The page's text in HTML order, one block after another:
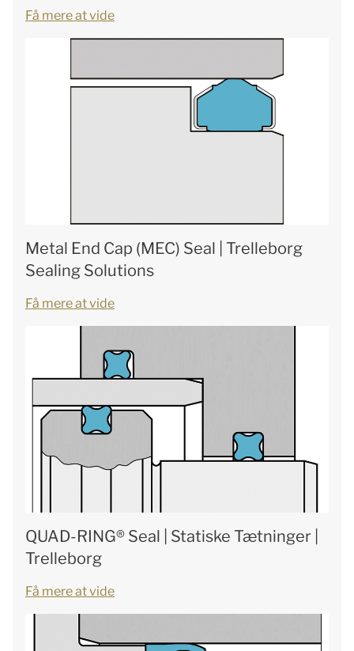
Få mere at vide
Metal End Cap (MEC) Seal | Trelleborg
Sealing Solutions
Få mere at vide
QUAD-RING® Seal | Statiske Tætninger |
Trelleborg
Få mere at vide